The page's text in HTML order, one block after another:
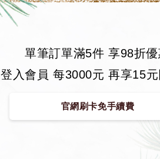
單筆訂單滿5件 享98折優
登入會員 每3000元 再享15
官網刷卡免手續費